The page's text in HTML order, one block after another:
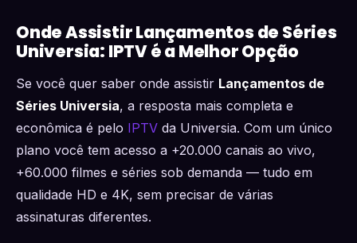
Onde Assistir Lançamentos de Séries
Universia: IPTV é a Melhor Opção
Se você quer saber onde assistir Lançamentos de
Séries Universia, a resposta mais completa e
econômica é pelo IPTV da Universia. Com um único
plano você tem acesso a +20.000 canais ao vivo,
+60.000 filmes e séries sob demanda — tudo em
qualidade HD e 4K, sem precisar de várias
assinaturas diferentes.